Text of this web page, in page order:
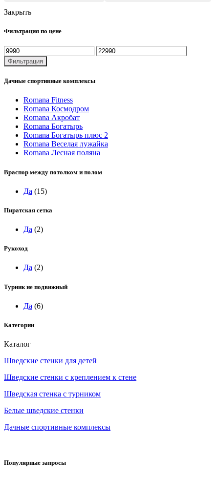
Закрыть
Фильтрация по цене
Минимальная
цена
Максимальная
цена
Фильтрация
Дачные спортивные комплексы
Romana Fitness
Romana Космодром
Romana Акробат
Romana Богатырь
Romana Богатырь плюс 2
Romana Веселая лужайка
Romana Лесная поляна
Враспор между потолком и полом
Да (15)
Пиратская сетка
Да (2)
Рукоход
Да (2)
Турник не подвижный
Да (6)
Категории
Каталог
Шведские стенки для детей
Шведские стенки с креплением к стене
Шведская стенка с турником
Белые шведские стенки
Дачные спортивные комплексы
Популярные запросы